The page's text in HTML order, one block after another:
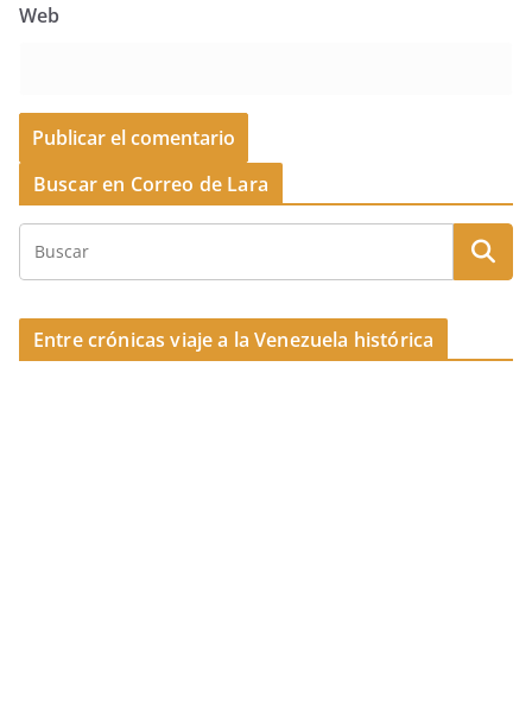
Web
Buscar en Correo de Lara
Entre crónicas viaje a la Venezuela histórica